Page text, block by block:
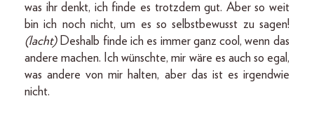
was ihr denkt, ich finde es trotzdem gut. Aber so weit
bin ich noch nicht, um es so selbstbewusst zu sagen!
(lacht)Deshalb finde ich es immer ganz cool, wenn das
andere machen. Ich wünschte, mir wäre es auch so egal,
was andere von mir halten, aber das ist es irgendwie
nicht.